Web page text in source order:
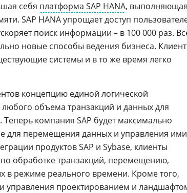
себя платформа SAP HANA, выполняющая
SAP HANA упрощает доступ
поиск информации – в 100 000 раз.
новые способы ведения бизнеса.
системы и в то же время легко
концепцию единой логической
объема транзакций и данных для
компания SAP будет максимально
для перемещения данных и управления
продуктов SAP и Sybase, клиенты
обработке транзакций, перемещению,
в режиме реального времени. Кроме того,
управления проектированием и